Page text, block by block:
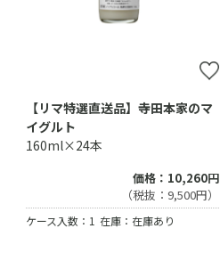
【リマ特選直送品】寺田本家のマ
イグルト
160ml×24本
価格：10,260円
（税抜：9,500円）
ケース入数：1 在庫：在庫あり